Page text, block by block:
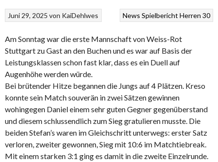
News Spielbericht Herren 30
Juni 29, 2025 von KaiDehlwes
Am Sonntag war die erste Mannschaft von Weiss-Rot
Stuttgart zu Gast an den Buchen und es war auf Basis der
Leistungsklassen schon fast klar, dass es ein Duell auf
Augenhöhe werden würde.
Bei brütender Hitze begannen die Jungs auf 4 Plätzen. Kreso
konnte sein Match souverän in zwei Sätzen gewinnen
wohingegen Daniel einem sehr guten Gegner gegenüberstand
und diesem schlussendlich zum Sieg gratulieren musste. Die
beiden Stefan’s waren im Gleichschritt unterwegs: erster Satz
verloren, zweiter gewonnen, Sieg mit 10:6 im Matchtiebreak.
Mit einem starken 3:1 ging es damit in die zweite Einzelrunde.